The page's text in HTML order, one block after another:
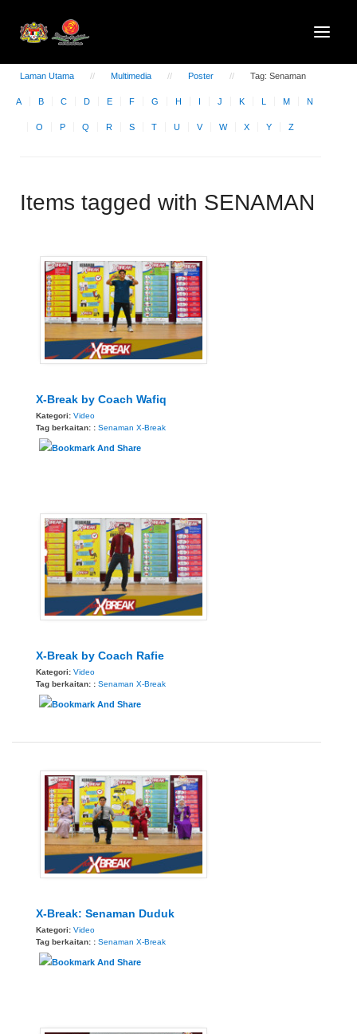
Laman Utama Multimedia Poster Tag: Senaman
A B C D E F G H I J K L M N
O P Q R S T U V W X Y Z
Items tagged with SENAMAN
X-Break by Coach Wafiq
Kategori: Video
Tag berkaitan: : Senaman X-Break
X-Break by Coach Rafie
Kategori: Video
Tag berkaitan: : Senaman X-Break
X-Break: Senaman Duduk
Kategori: Video
Tag berkaitan: : Senaman X-Break